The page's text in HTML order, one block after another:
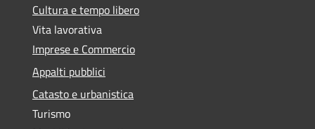
Cultura e tempo libero
Vita lavorativa
Imprese e Commercio
Appalti pubblici
Catasto e urbanistica
Turismo